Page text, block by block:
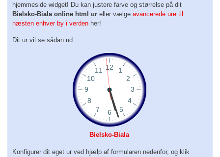
hjemmeside widget! Du kan justere farve og størrelse på dit
Bielsko-Biala online html ur eller vælge avancerede ure til
næsten enhver by i verden her!
Dit ur vil se sådan ud
Bielsko-Biala
Konfigurer dit eget ur ved hjælp af formularen nedenfor, og klik